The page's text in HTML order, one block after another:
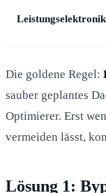
Leistungselektronik
Die goldene Regel:
sauber geplantes
Optimierer. Erst
vermeiden lässt,
Lösung 1: